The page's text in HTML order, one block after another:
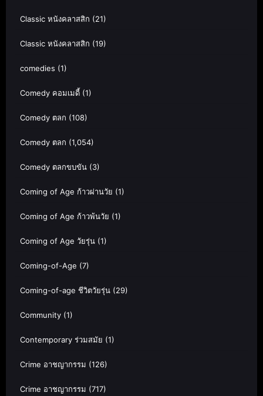
Classic หนังคลาสสิก (21)
Classic หนังคลาสสิก (19)
comedies (1)
Comedy คอมเมดี้ (1)
Comedy ตลก (108)
Comedy ตลก (1,054)
Comedy ตลกขบขัน (3)
Coming of Age ก้าวผ่านวัย (1)
Coming of Age ก้าวพ้นวัย (1)
Coming of Age วัยรุ่น (1)
Coming-of-Age (7)
Coming-of-age ชีวิตวัยรุ่น (29)
Community (1)
Contemporary ร่วมสมัย (1)
Crime อาชญากรรม (126)
Crime อาชญากรรม (717)